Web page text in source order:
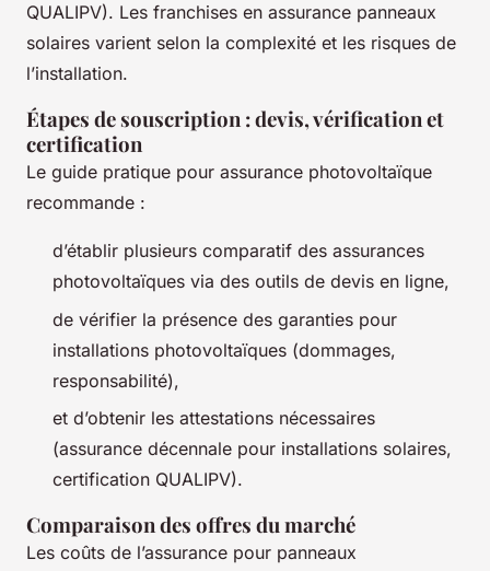
QUALIPV). Les franchises en assurance panneaux
solaires varient selon la complexité et les risques de
l’installation.
Étapes de souscription : devis, vérification et
certification
Le guide pratique pour assurance photovoltaïque
recommande :
d’établir plusieurs comparatif des assurances
photovoltaïques via des outils de devis en ligne,
de vérifier la présence des garanties pour
installations photovoltaïques (dommages,
responsabilité),
et d’obtenir les attestations nécessaires
(assurance décennale pour installations solaires,
certification QUALIPV).
Comparaison des offres du marché
Les coûts de l’assurance pour panneaux